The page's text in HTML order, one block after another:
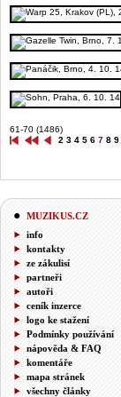
61-70 (1486)
2 3 4 5 6 7 8 9
MUZIKUS.CZ
info
kontakty
ze zákulisí
partneři
autoři
ceník inzerce
logo ke stažení
Podmínky používání
nápověda & FAQ
komentáře
mapa stránek
všechny články